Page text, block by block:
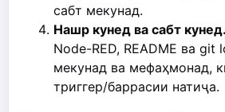
сабт мекунад.
Нашр кунед ва сабт кунед.
Node-RED, README ва git
мекунад ва мефаҳмонад,
триггер/баррасии натиҷа.